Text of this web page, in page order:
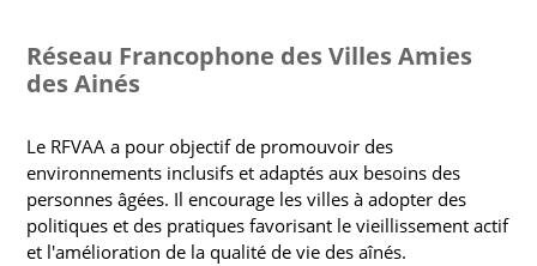
Réseau Francophone des Villes Amies
des Ainés
Le RFVAA a pour objectif de promouvoir des
environnements inclusifs et adaptés aux besoins des
personnes âgées. Il encourage les villes à adopter des
politiques et des pratiques favorisant le vieillissement actif
et l'amélioration de la qualité de vie des aînés.